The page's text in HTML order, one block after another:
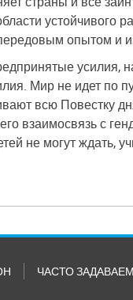
опытом и
Мир не идет по
всю Повестку
взаимосвязь с
не могут ждать,
ЧАСТО